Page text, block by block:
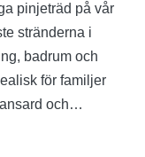
pinjeträd på vår
stränderna i
badrum och
för familjer
och
egen